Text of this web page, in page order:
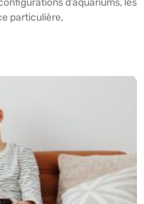
d’aquariums, les
particulière,